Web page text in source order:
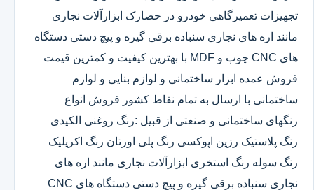
تجهیزات تعمیرگاهی خودرو در حصارک ابزارآلات نجاری
مانند اره های نجاری سنباده برقی گیره و پیچ دستی دستگاه
های CNC چوب و MDF با بهترین کیفیت و کمترین قیمت
فروش عمده ابزار ساختمانی و لوازم بنایی و لوازم
ساختمانی با ارسال به تمام نقاط کشور فروش انواع
رنگهای ساختمانی و صنعتی از قبیل :رنگ روغنی الکیدی
رنگ پلاستیک رزین اپوکسی رنگ پلی اورتان رنگ اکریلیک
رنگ سوله رنگ استخری ابزارآلات نجاری مانند اره های
نجاری سنباده برقی گیره و پیچ دستی دستگاه های CNC